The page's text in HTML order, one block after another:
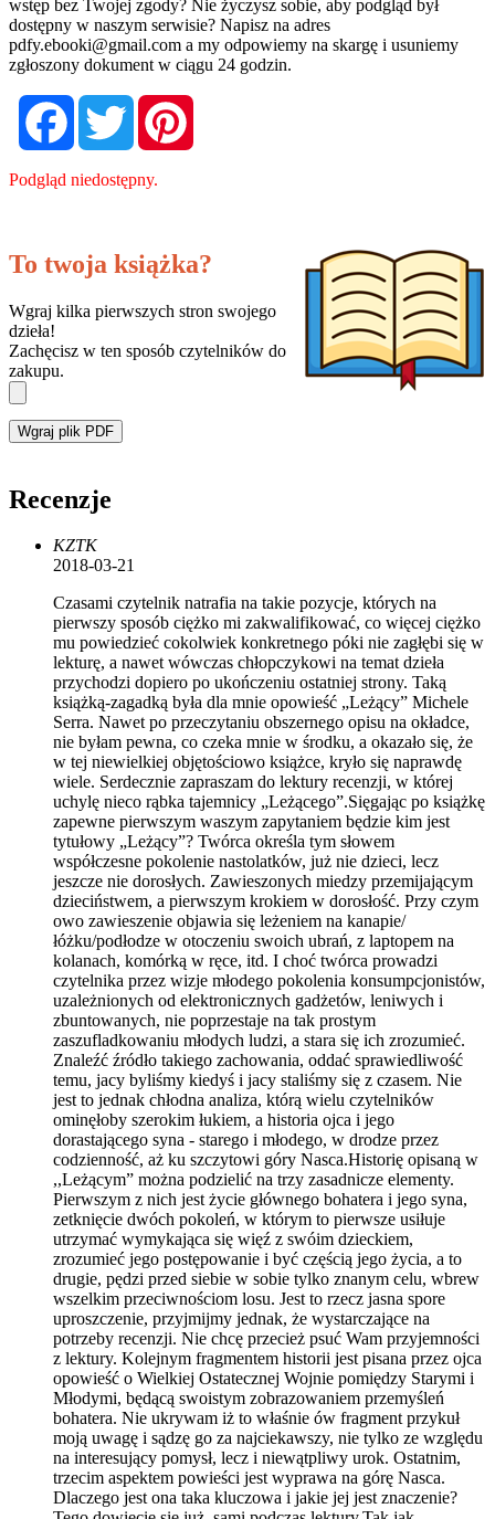
wstęp bez Twojej zgody? Nie życzysz sobie, aby podgląd był
dostępny w naszym serwisie? Napisz na adres
pdfy.ebooki@gmail.com a my odpowiemy na skargę i usuniemy
zgłoszony dokument w ciągu 24 godzin.
FacebookTwitter
Podgląd niedostępny.
To twoja książka?
Wgraj kilka pierwszych stron swojego
dzieła!
Zachęcisz w ten sposób czytelników do
zakupu.
Wgraj plik PDF
Recenzje
KZTK
2018-03-21
Czasami czytelnik natrafia na takie pozycje, których na
pierwszy sposób ciężko mi zakwalifikować, co więcej ciężko
mu powiedzieć cokolwiek konkretnego póki nie zagłębi się w
lekturę, a nawet wówczas chłopczykowi na temat dzieła
przychodzi dopiero po ukończeniu ostatniej strony. Taką
książką-zagadką była dla mnie opowieść „Leżący” Michele
Serra. Nawet po przeczytaniu obszernego opisu na okładce,
nie byłam pewna, co czeka mnie w środku, a okazało się, że
w tej niewielkiej objętościowo książce, kryło się naprawdę
wiele. Serdecznie zapraszam do lektury recenzji, w której
uchylę nieco rąbka tajemnicy „Leżącego”.Sięgając po książkę
zapewne pierwszym waszym zapytaniem będzie kim jest
tytułowy „Leżący”? Twórca określa tym słowem
współczesne pokolenie nastolatków, już nie dzieci, lecz
jeszcze nie dorosłych. Zawieszonych miedzy przemijającym
dzieciństwem, a pierwszym krokiem w dorosłość. Przy czym
owo zawieszenie objawia się leżeniem na kanapie/
łóżku/podłodze w otoczeniu swoich ubrań, z laptopem na
kolanach, komórką w ręce, itd. I choć twórca prowadzi
czytelnika przez wizje młodego pokolenia konsumpcjonistów,
uzależnionych od elektronicznych gadżetów, leniwych i
zbuntowanych, nie poprzestaje na tak prostym
zaszufladkowaniu młodych ludzi, a stara się ich zrozumieć.
Znaleźć źródło takiego zachowania, oddać sprawiedliwość
temu, jacy byliśmy kiedyś i jacy staliśmy się z czasem. Nie
jest to jednak chłodna analiza, którą wielu czytelników
ominęłoby szerokim łukiem, a historia ojca i jego
dorastającego syna - starego i młodego, w drodze przez
codzienność, aż ku szczytowi góry Nasca.Historię opisaną w
,,Leżącym” można podzielić na trzy zasadnicze elementy.
Pierwszym z nich jest życie głównego bohatera i jego syna,
zetknięcie dwóch pokoleń, w którym to pierwsze usiłuje
utrzymać wymykająca się więź z swóim dzieckiem,
zrozumieć jego postępowanie i być częścią jego życia, a to
drugie, pędzi przed siebie w sobie tylko znanym celu, wbrew
wszelkim przeciwnościom losu. Jest to rzecz jasna spore
uproszczenie, przyjmijmy jednak, że wystarczające na
potrzeby recenzji. Nie chcę przecież psuć Wam przyjemności
z lektury. Kolejnym fragmentem historii jest pisana przez ojca
opowieść o Wielkiej Ostatecznej Wojnie pomiędzy Starymi i
Młodymi, będącą swoistym zobrazowaniem przemyśleń
bohatera. Nie ukrywam iż to właśnie ów fragment przykuł
moją uwagę i sądzę go za najciekawszy, nie tylko ze względu
na interesujący pomysł, lecz i niewątpliwy urok. Ostatnim,
trzecim aspektem powieści jest wyprawa na górę Nasca.
Dlaczego jest ona taka kluczowa i jakie jej jest znaczenie?